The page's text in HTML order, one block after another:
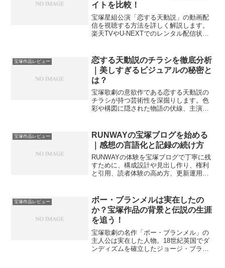
イトを比較！
宝塚星組公演「恋する天動説」の動画配
信を視聴する方法を詳しく解説します。
楽天TVやU-NEXTでのレンタル配信状況
縮したレビューも掲載しているので、作
品をより深く楽しみたい方は必見の内容
です。
宝塚作品レビュー
恋する天動説のチラシを徹底分析
｜美しすぎるビジュアルの秘密と
は？
宝塚歌劇の意欲作である恋する天動説の
チラシが持つ芸術性を深掘りします。色
彩や構図に隠された物語の伏線、主演ス
コツまで網羅。ビジュアルから読み解く
舞台の感動を、高度な視点で解説する永
久保存版のレビュー記事です。
宝塚作品レビュー
RUNWAYの宝塚ブログを始める
｜感想の言語化と記録の続け方
RUNWAYの体験を宝塚ブログで丁寧に残
すために、構成設計や見出し作り、権利
と引用、読者体験の高め方、更新運用ま
宝塚作品レビュー
ボー・ブランメルは実在したの
か？宝塚作品の背景と伝説の生涯
を追う！
宝塚歌劇の名作「ボー・ブランメル」の
主人公は実在した人物。18世紀英国でダ
ンディズムを確立したジョージ・ブライ